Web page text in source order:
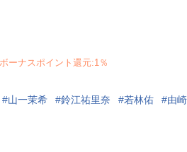
ーナスポイント還元:1％
山一茉希 鈴江祐里奈 若林佑 由